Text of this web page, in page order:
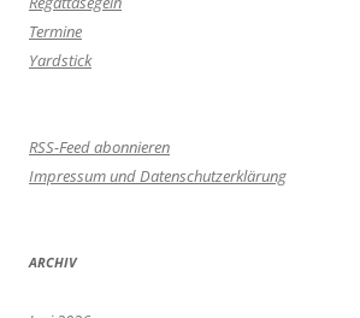
Termine
Yardstick
RSS-Feed abonnieren
Impressum und Datenschutzerklärung
ARCHIV